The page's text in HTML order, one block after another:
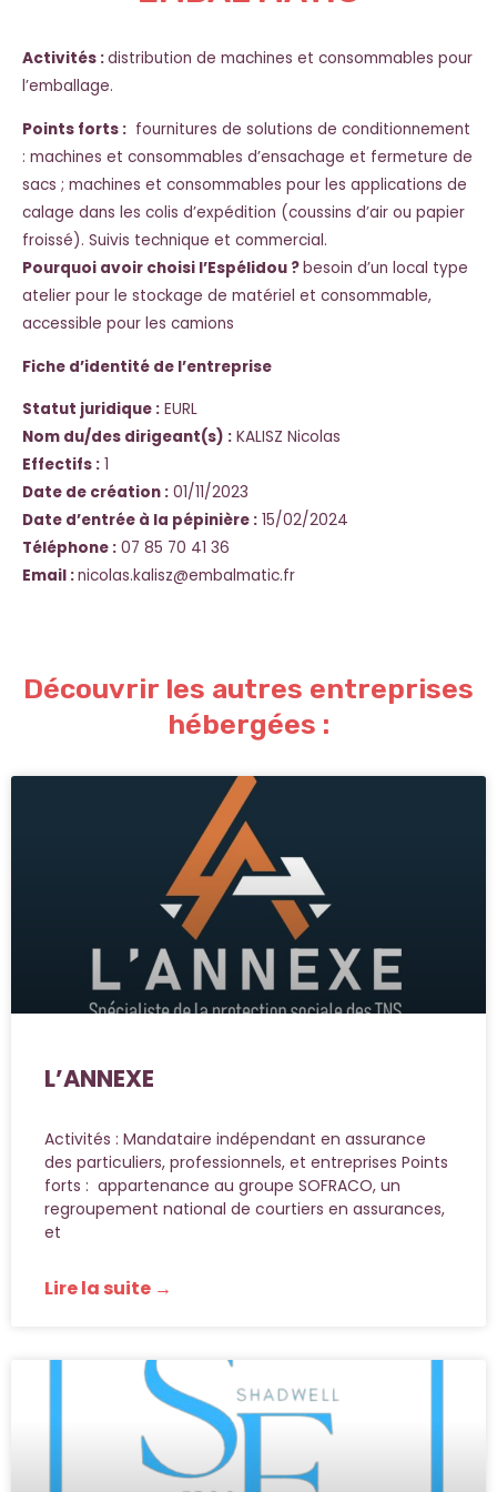
Activités :distribution de machines et consommables pour
l’emballage.
Points forts : fournitures de solutions de conditionnement
: machines et consommables d’ensachage et fermeture de
sacs ; machines et consommables pour les applications de
calage dans les colis d’expédition (coussins d’air ou papier
froissé). Suivis technique et commercial.
Pourquoi avoir choisi l’Espélidou ?besoin d’un local type
atelier pour le stockage de matériel et consommable,
accessible pour les camions
Fiche d’identité de l’entreprise
Statut juridique : EURL
Nom du/des dirigeant(s) : KALISZ Nicolas
Effectifs : 1
Date de création : 01/11/2023
Date d’entrée à la pépinière : 15/02/2024
Téléphone : 07 85 70 41 36
Email :nicolas.kalisz@embalmatic.fr
Découvrir les autres entreprises
hébergées :
L’ANNEXE
Activités : Mandataire indépendant en assurance
des particuliers, professionnels, et entreprises Points
forts : appartenance au groupe SOFRACO, un
regroupement national de courtiers en assurances,
et
Lire la suite →